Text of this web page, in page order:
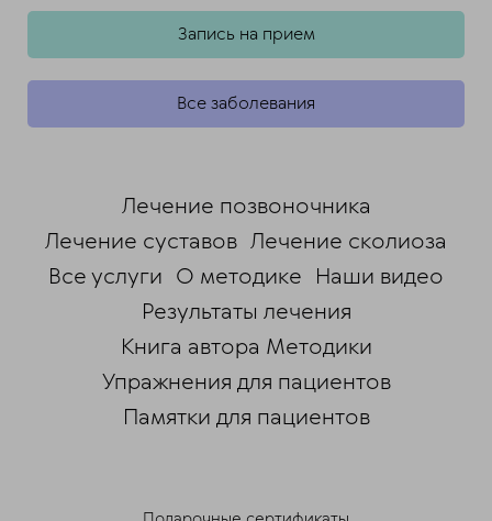
Запись на прием
Все заболевания
Лечение позвоночника
Лечение суставов Лечение сколиоза
Все услуги О методике Наши видео
Результаты лечения
Книга автора Методики
Упражнения для пациентов
Памятки для пациентов